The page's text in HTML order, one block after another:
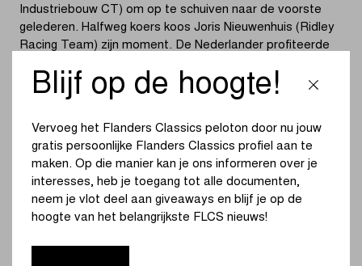
Industriebouw CT) om op te schuiven naar de voorste
gelederen. Halfweg koers koos Joris Nieuwenhuis (Ridley
Racing Team) zijn moment. De Nederlander profiteerde
wachtte. Met een voorsprong van ongeveer 15 seconden
leek de vogel te zijn gaan vliegen.
Na een fikse versnelling van Vanthourenhout en een nog
stevigere demarrage van Joran Wyseure (Crelan-
Corendon), was het gat al snel gedicht. Na zeven rondes
reed een viertal op kop, want ook Toon Aerts
(Deschacht-Hans CX Team) had nipt de aansluiting
gevonden. Opnieuw viel het even stil voorin, waarna
Blijf op de hoogte!
Vervoeg het Flanders Classics peloton door nu jouw
gratis persoonlijke Flanders Classics profiel aan te
maken. Op die manier kan je ons informeren over je
interesses, heb je toegang tot alle documenten,
neem je vlot deel aan giveaways en blijf je op de
hoogte van het belangrijkste FLCS nieuws!